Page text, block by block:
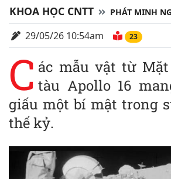
KHOA HỌC CNTT PHÁT MINH
29/05/26 10:54am
23
C ác mẫu vật từ
tàu Apollo 16
giấu một bí mật trong
thế kỷ.